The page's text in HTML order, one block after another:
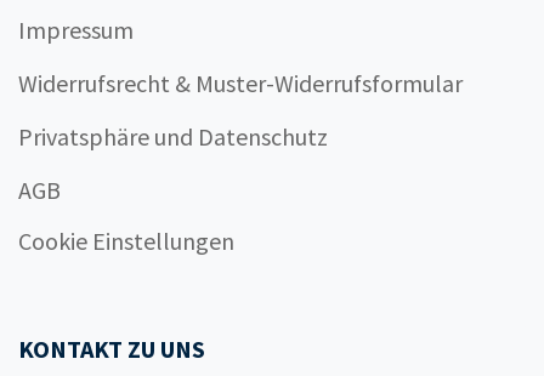
Impressum
Widerrufsrecht & Muster-Widerrufsformular
Privatsphäre und Datenschutz
AGB
Cookie Einstellungen
KONTAKT ZU UNS